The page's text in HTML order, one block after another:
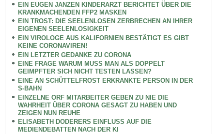
EIN EUGEN JANZEN KINDERARZT BERICHTET ÜBER DIE
KRANKMACHENDEN FFP2 MASKEN
EIN TROST: DIE SEELENLOSEN ZERBRECHEN AN IHRER
EIGENEN SEELENLOSIGKEIT
EIN VIROLOGE AUS KALIFORNIEN BESTÄTIGT ES GIBT
KEINE CORONAVIREN!
EIN LETZTER GEDANKE ZU CORONA
EINE FRAGE WARUM MUSS MAN ALS DOPPELT
GEIMPFTER SICH NICHT TESTEN LASSEN?
EINE AN SCHÜTTELFROST ERKRANKTE PERSON IN DER
S-BAHN
EINZELNE ORF MITARBEITER GEBEN ZU NIE DIE
WAHRHEIT ÜBER CORONA GESAGT ZU HABEN UND
ZEIGEN NUN REUHE
ELISABETH DODERERS EINFLUSS AUF DIE
MEDIENDEBATTEN NACH DER KI